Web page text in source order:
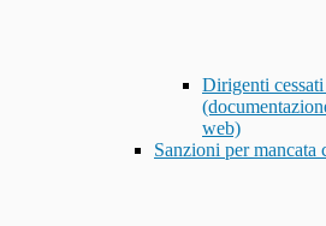
Dirigenti
web)
Sanzioni per mancata